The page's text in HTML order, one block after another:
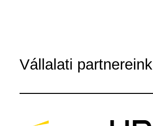
Vállalati partnereink